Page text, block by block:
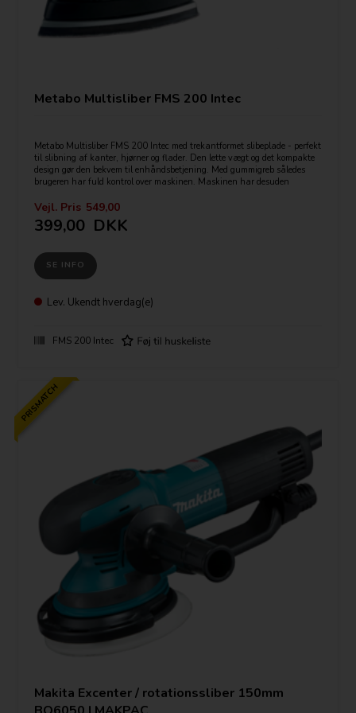
Metabo Multisliber FMS 200 Intec
Metabo Multisliber FMS 200 Intec med trekantformet slibeplade - perfekt
til slibning af kanter, hjørner og flader. Den lette vægt og det kompakte
design gør den bekvem til enhåndsbetjening. Med gummigreb således
brugeren har fuld kontrol over maskinen. Maskinen har desuden
støvbeskyttede kulgelejer.
Tekniske data:
Svingtal ved friløb: 26.000 /min
Nominel optagen effekt: 200 W
Afgiven effekt: 80 W
Svingbevægelsesdiameter: 1,4 mm
Vejl. Pris 549,00
399,00 DKK
SE INFO
Lev. Ukendt hverdag(e)
FMS 200 Intec
PRISMATCH
Makita Excenter / rotationssliber 150mm